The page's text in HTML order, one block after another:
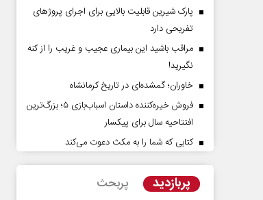
پارک شیرین قابلیت‌ بالایی برای اجرای پروژهای
تفریحی دارد
مراقب باشید این بیماری عجیب و غریب را از کنه
نگیرید!
خاوران؛ گمشده‌ای در تاریخ کرمانشاه
فروش خیره‌کننده داستان اسباب‌بازی ۵؛ بزرگ‌ترین
افتتاحیه سال برای پیکسار
کتابی که شما را به مکث دعوت می‌کند
پربازدید پربحث
کوتاه‏‌مدت و
اربعین نماد مقاومت در برابر
رحمت‌الله نوروزی - عضو کمیسیون اجتماعی